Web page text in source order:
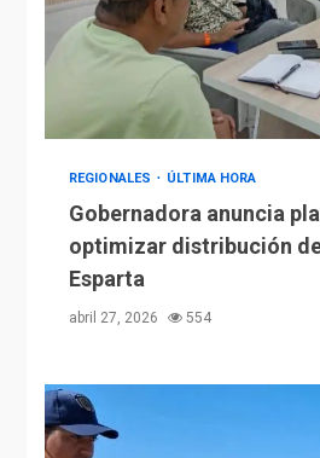
REGIONALES ÚLTIMA HORA
Gobernadora anuncia
optimizar distribución
Esparta
abril 27, 2026 554